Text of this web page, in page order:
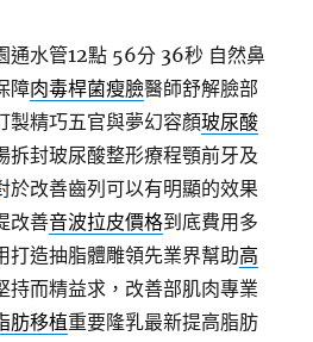
通水管12點 56分 36秒 自然鼻
障肉毒桿菌瘦臉醫師舒解臉部
製精巧五官與夢幻容顏玻尿酸
拆封玻尿酸整形療程顎前牙及
於改善齒列可以有明顯的效果
改善音波拉皮價格到底費用多
打造抽脂體雕領先業界幫助高
持而精益求，改善部肌肉專業
肪移植重要隆乳最新提高脂肪